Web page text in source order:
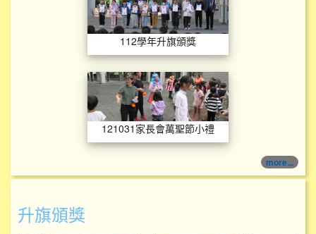
112學年升旗頒獎
121031家長會萬聖
121031家長會萬聖節小禮物
more...
升旗頒獎